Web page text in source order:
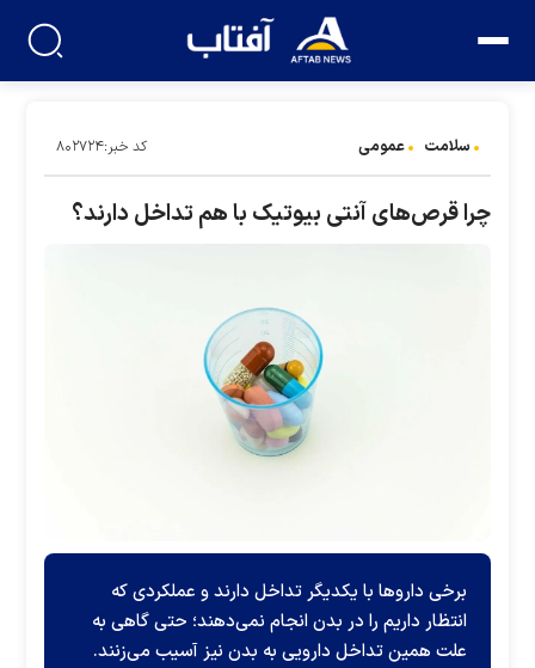
سلامت عمومی کد خبر:۸۰۲۷۲۴
چرا قرص‌های آنتی بیوتیک با هم تداخل دارند؟
برخی دارو‌ها با یکدیگر تداخل دارند و عملکردی که
انتظار داریم را در بدن انجام نمی‌دهند؛ حتی گاهی به
علت همین تداخل دارویی به بدن نیز آسیب می‌زنند.